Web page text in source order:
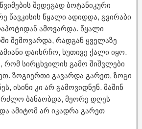
შედეგად ბოტანიკური
წავკისის წყალი ადიდდა, გვირაბი
ამოვარდა. წყალი
შემოვარდა, რადგან ყველაზე
დაიხრჩო, ხუთივე ქალი იყო.
რომ სირცხვილის გამო შიშვლები
ზოგიერთი გავარდა გარეთ, ზოგი
ისინი კი არ გამოვიდნენ. მაშინ
ბანაობდა, მეორე დღეს
ამიტომ არ იკადრა გარეთ